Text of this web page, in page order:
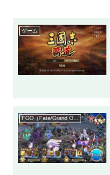
ゲーム
FGO（Fate/Grand Order）